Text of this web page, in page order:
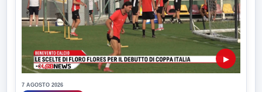
▶
7 AGOSTO 2026